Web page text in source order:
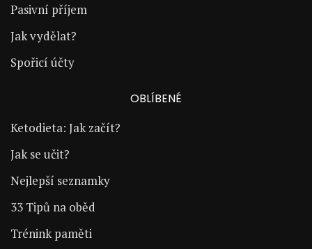
Pasivní příjem
Jak vydělat?
Spořicí účty
OBLÍBENÉ
Ketodieta: Jak začít?
Jak se učit?
Nejlepší seznamky
33 Tipů na oběd
Trénink paměti